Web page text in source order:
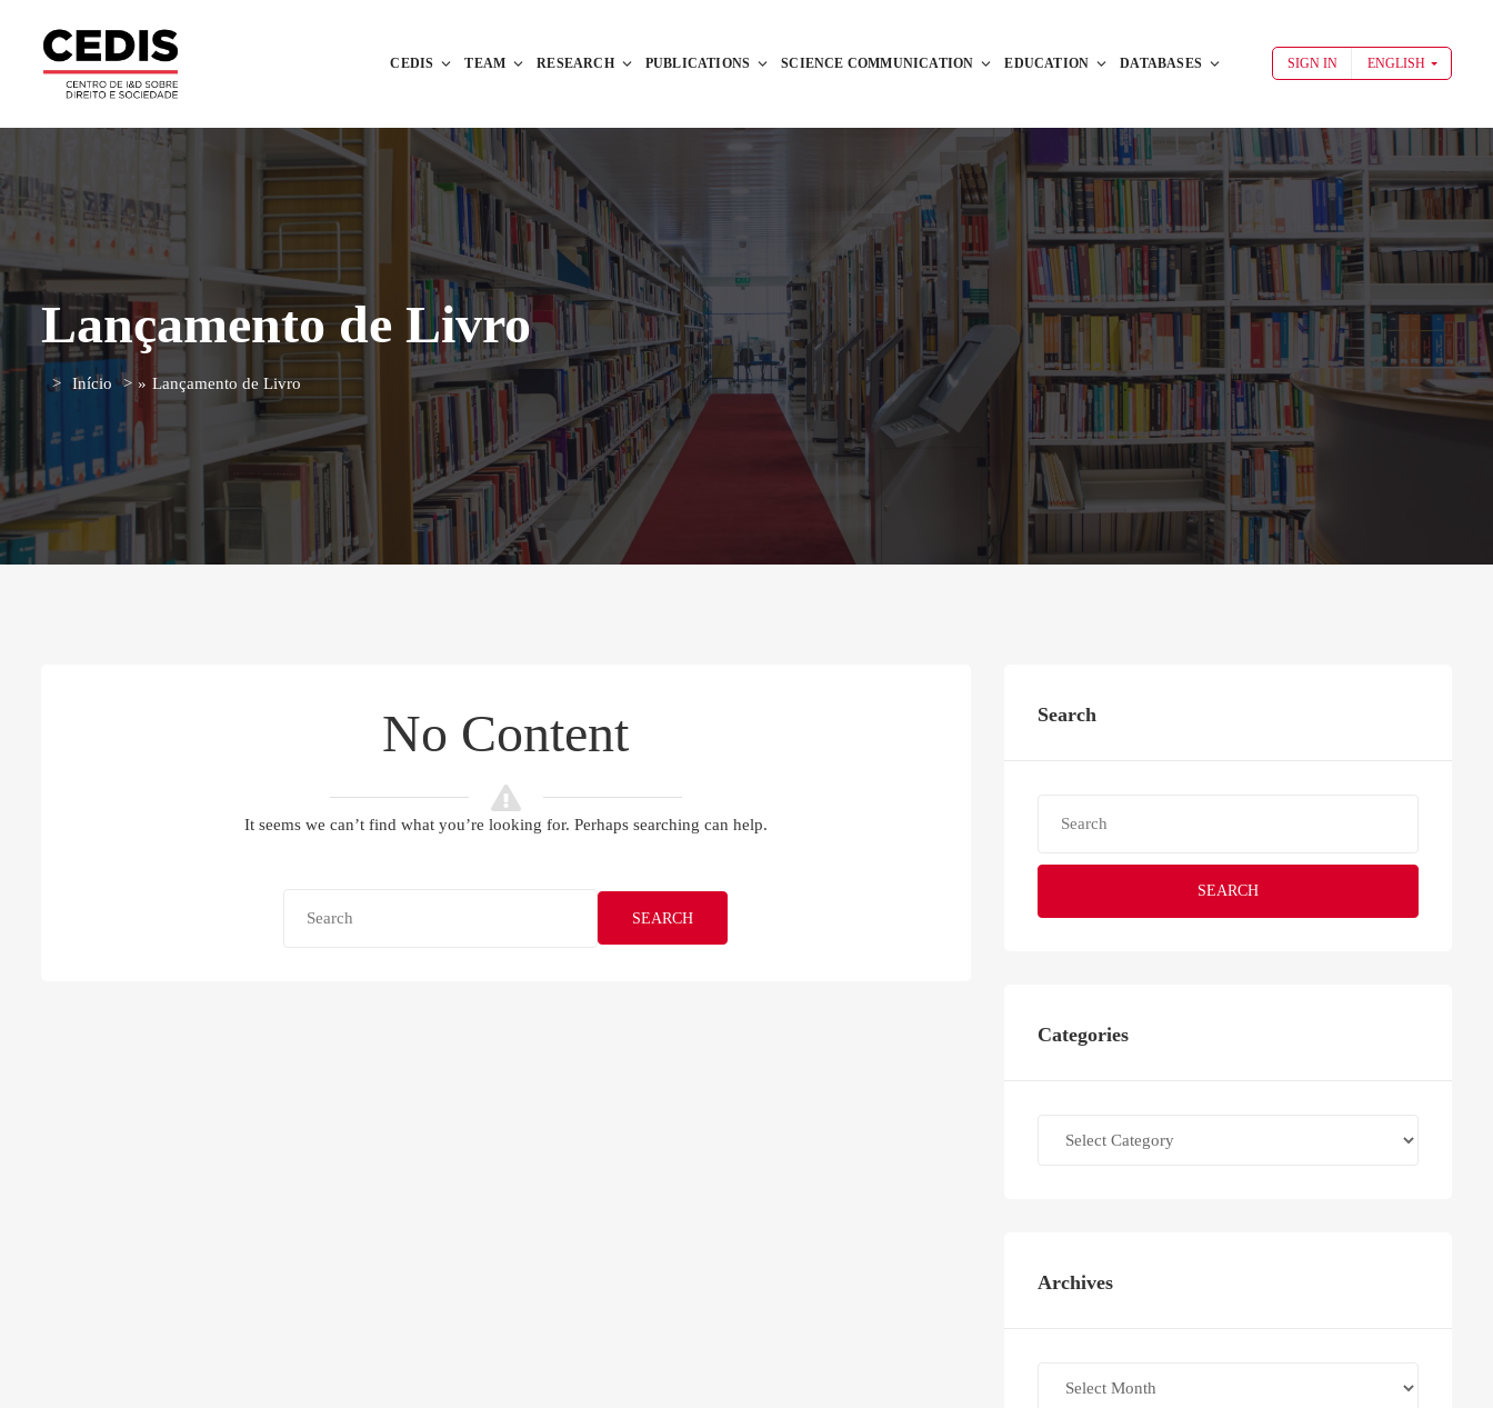
CEDIS TEAM RESEARCH PUBLICATIONS SCIENCE COMMUNICATION EDUCATION DATABASES SIGN IN ENGLISH
Lançamento de Livro
Início » Lançamento de Livro
No Content
It seems we can’t find what you’re looking for. Perhaps searching can help.
SEARCH
Search
SEARCH
Categories
Archives